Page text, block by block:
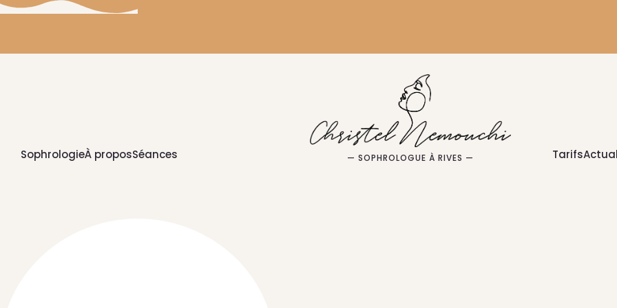
SophrologieÀ proposSéances — SOPHROLOGUE À RIVES — Tarifs